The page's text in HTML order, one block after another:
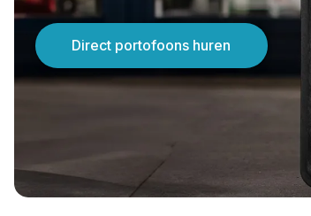
Direct portofoons huren